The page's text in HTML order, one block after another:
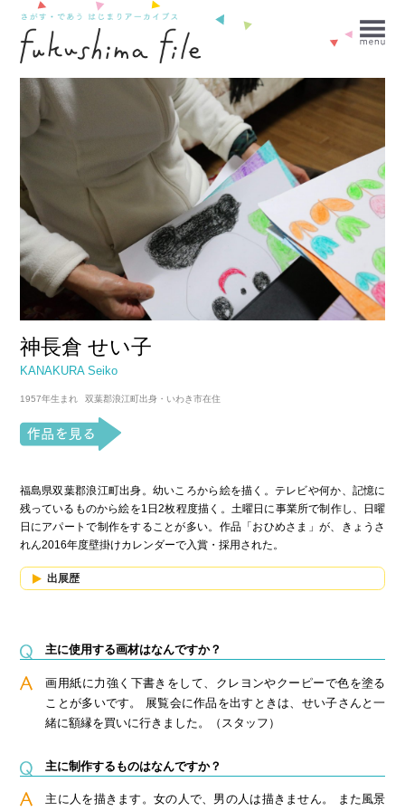
神長倉 せい子
KANAKURA Seiko
1957年生まれ 双葉郡浪江町出身・いわき市在住
福島県双葉郡浪江町出身。幼いころから絵を描く。テレビや何か、記憶に
残っているものから絵を1日2枚程度描く。土曜日に事業所で制作し、日曜
日にアパートで制作をすることが多い。作品「おひめさま」が、きょうさ
れん2016年度壁掛けカレンダーで入賞・採用された。
出展歴
主に使用する画材はなんですか？
画用紙に力強く下書きをして、クレヨンやクーピーで色を塗る
ことが多いです。 展覧会に作品を出すときは、せい子さんと一
緒に額縁を買いに行きました。（スタッフ）
主に制作するものはなんですか？
主に人を描きます。女の人で、男の人は描きません。 また風景